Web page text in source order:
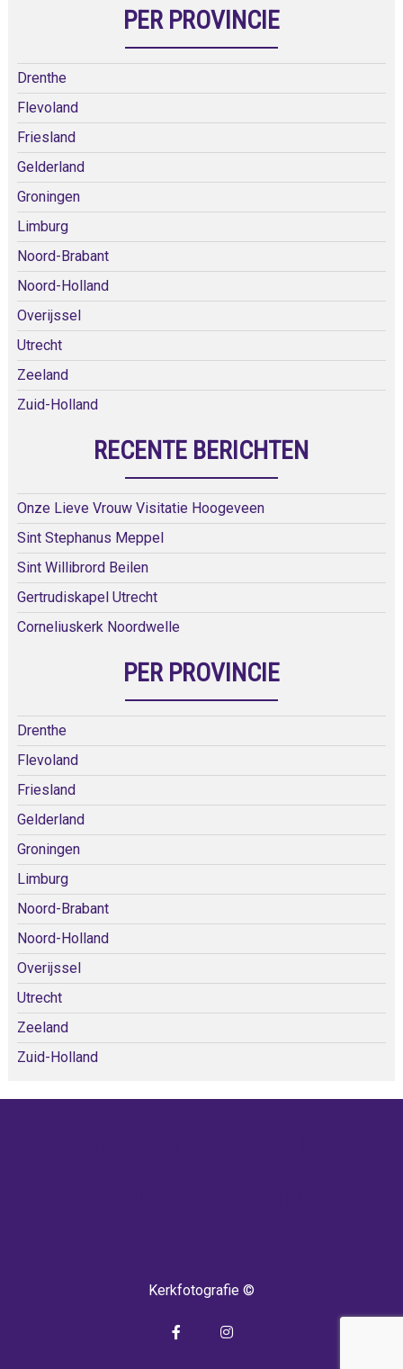
PER PROVINCIE
Drenthe
Flevoland
Friesland
Gelderland
Groningen
Limburg
Noord-Brabant
Noord-Holland
Overijssel
Utrecht
Zeeland
Zuid-Holland
RECENTE BERICHTEN
Onze Lieve Vrouw Visitatie Hoogeveen
Sint Stephanus Meppel
Sint Willibrord Beilen
Gertrudiskapel Utrecht
Corneliuskerk Noordwelle
PER PROVINCIE
Drenthe
Flevoland
Friesland
Gelderland
Groningen
Limburg
Noord-Brabant
Noord-Holland
Overijssel
Utrecht
Zeeland
Zuid-Holland
Kerkfotografie ©